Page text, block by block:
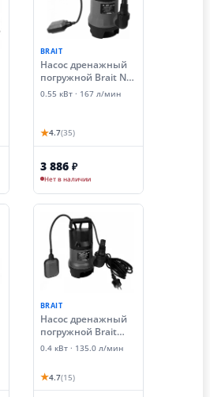
BRAIT
Насос дренажный
погружной Brait ND-
550D (0.55 кВт,
0.55 кВт · 167 л/мин
★4.7(35)
3 886 ₽
Нет в наличии
BRAIT
Насос дренажный
погружной Brait
NPD-400D (для
0.4 кВт · 135.0 л/мин
★4.7(15)